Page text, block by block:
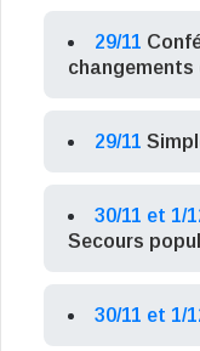
29/11
29/11
30/11 et 1/
Secours
30/11 et 1/